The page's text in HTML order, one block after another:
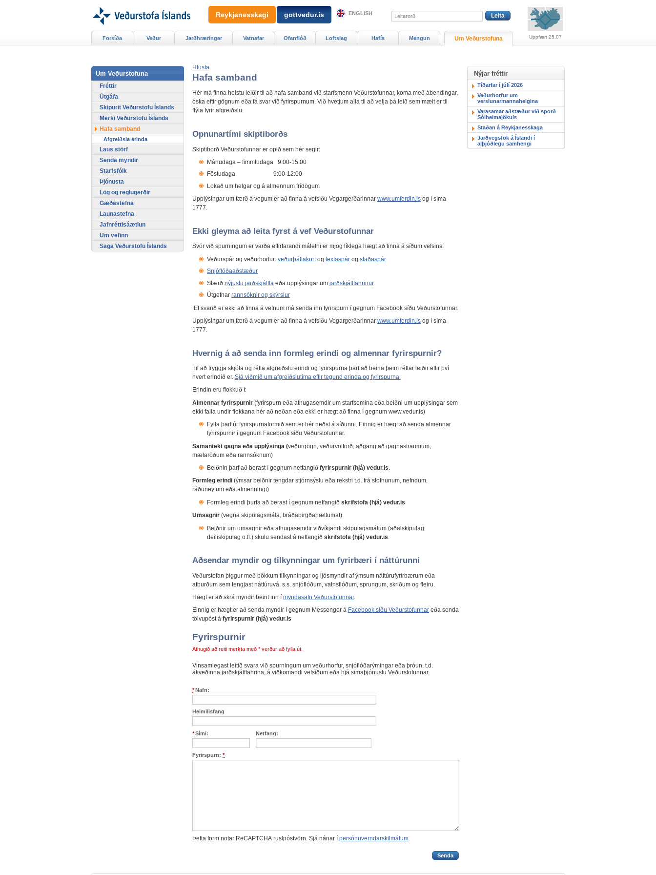
Hlusta
Hafa samband
Hér má finna helstu leiðir til að hafa samband við starfsmenn Veðurstofunnar, koma með ábendingar,
óska eftir gögnum eða fá svar við fyrirspurnum. Við hvetjum alla til að velja þá leið sem mælt er til
flýta fyrir afgreiðslu.
Opnunartími skiptiborðs
Skiptiborð Veðurstofunnar er opið sem hér segir:
Mánudaga – fimmtudaga 9:00-15:00
Föstudaga 9:00-12:00
Lokað um helgar og á almennum frídögum
Upplýsingar um færð á vegum er að finna á vefsíðu Vegargerðarinnar www.umferdin.is og í síma
1777.
Ekki gleyma að leita fyrst á vef Veðurstofunnar
Svör við spurningum er varða eftirfarandi málefni er mjög líklega hægt að finna á síðum vefsins:
Veðurspár og veðurhorfur: veðurþáttakort og textaspár og staðaspár
Snjóflóðaaðstæður
Stærð nýjustu jarðskjálfta eða upplýsingar um jarðskjálftahrinur
Útgefnar rannsóknir og skýrslur
Ef svarið er ekki að finna á vefnum má senda inn fyrirspurn í gegnum Facebook síðu Veðurstofunnar.
Upplýsingar um færð á vegum er að finna á vefsíðu Vegargerðarinnar www.umferdin.is og í síma
1777.
Hvernig á að senda inn formleg erindi og almennar fyrirspurnir?
Til að tryggja skjóta og rétta afgreiðslu erindi og fyrirspurna þarf að beina þeim réttar leiðir eftir því
hvert erindið er. Sjá viðmið um afgreiðslutíma eftir tegund erinda og fyrirspurna.
Erindin eru flokkuð í:
Almennar fyrirspurnir (fyrirspurn eða athugasemdir um starfsemina eða beiðni um upplýsingar sem
ekki falla undir flokkana hér að neðan eða ekki er hægt að finna í gegnum www.vedur.is)
Fylla þarf út fyrirspurnaformið sem er hér neðst á síðunni. Einnig er hægt að senda almennar
fyrirspurnir í gegnum Facebook síðu Veðurstofunnar.
Samantekt gagna eða upplýsinga (veðurgögn, veðurvottorð, aðgang að gagnastraumum,
mælaröðum eða rannsóknum)
Beiðnin þarf að berast í gegnum netfangið fyrirspurnir (hjá) vedur.is.
Formleg erindi (ýmsar beiðnir tengdar stjórnsýslu eða rekstri t.d. frá stofnunum, nefndum,
ráðuneytum eða almenningi)
Formleg erindi þurfa að berast í gegnum netfangið skrifstofa (hjá) vedur.is
Umsagnir (vegna skipulagsmála, bráðabirgðahættumat)
Beiðnir um umsagnir eða athugasemdir viðvíkjandi skipulagsmálum (aðalskipulag,
deiliskipulag o.fl.) skulu sendast á netfangið skrifstofa (hjá) vedur.is
Aðsendar myndir og tilkynningar um fyrirbæri í náttúrunni
Veðurstofan þiggur með þökkum tilkynningar og ljósmyndir af ýmsum náttúrufyrirbærum eða
atburðum sem tengjast náttúruvá, s.s. snjóflóðum, vatnsflóðum, sprungum, skriðum og fleiru.
Hægt er að skrá myndir beint inn í myndasafn Veðurstofunnar.
Einnig er hægt er að senda myndir í gegnum Messenger á Facebook síðu Veðurstofunnar eða senda
tölvupóst á fyrirspurnir (hjá) vedur.is
Fyrirspurnir
Athugið að reiti merkta með * verður að fylla út.
Vinsamlegast leitið svara við spurningum um veðurhorfur, snjóflóðarýmingar eða þróun, t.d.
ákveðinna jarðskjálftahrina, á viðkomandi vefsíðum eða hjá símaþjónustu Veðurstofunnar.
*Nafn:
Heimilisfang
*Sími: Netfang:
Fyrirspurn: *
Þetta form notar ReCAPTCHA ruslpóstvörn. Sjá nánar í persónuverndarskilmálum.
Nýjar fréttir
Tíðarfar í júlí 2026
Veðurhorfur um
verslunarmannahelgina
Varasamar aðstæður við sporð
Sólheimajökuls
Staðan á Reykjanesskaga
Jarðvegsfok á Íslandi í
alþjóðlegu samhengi
Forsíða Veður Jarðhræringar Vatnafar Ofanflóð Loftslag Hafís Mengun Um Veðurstofuna
Um Veðurstofuna
Fréttir
Útgáfa
Skipurit Veðurstofu Íslands
Merki Veðurstofu Íslands
Hafa samband
Afgreiðsla erinda
Laus störf
Senda myndir
Starfsfólk
Þjónusta
Lög og reglugerðir
Gæðastefna
Launastefna
Jafnréttisáætlun
Um vefinn
Saga Veðurstofu Íslands
Uppfært 25.07
Reykjanesskagi gottvedur.is ENGLISH